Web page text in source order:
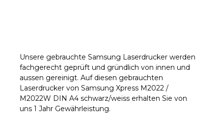
Unsere gebrauchte Samsung Laserdrucker werden
fachgerecht geprüft und gründlich von innen und
aussen gereinigt. Auf diesen gebrauchten
Laserdrucker von Samsung Xpress M2022 /
M2022W DIN A4 schwarz/weiss erhalten Sie von
uns 1 Jahr Gewährleistung.